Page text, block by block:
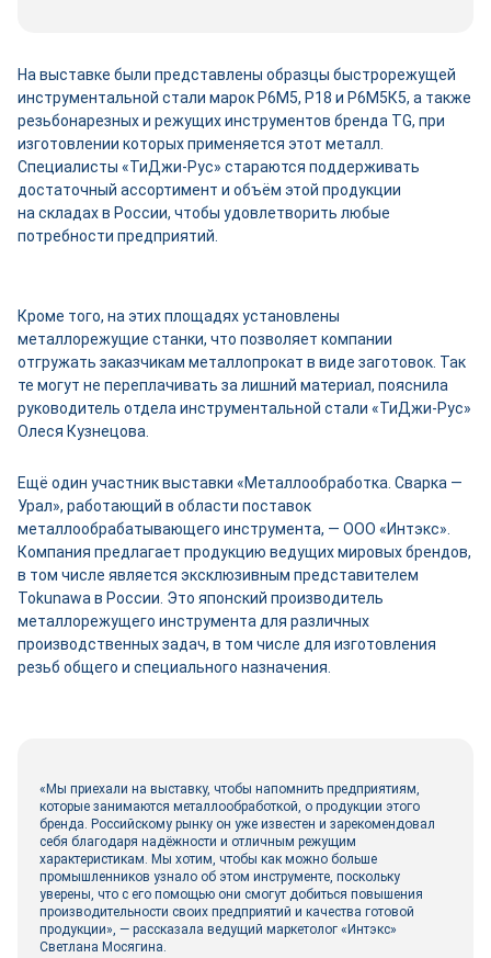
На выставке были представлены образцы быстрорежущей
инструментальной стали марок P6M5, Р18 и Р6М5К5, а также
резьбонарезных и режущих инструментов бренда TG, при
изготовлении которых применяется этот металл.
Специалисты «ТиДжи-­Рус» стараются поддерживать
достаточный ассортимент и объём этой продукции
на складах в России, чтобы удовлетворить любые
потребности предприятий.
Кроме того, на этих площадях установлены
металлорежущие станки, что позволяет компании
отгружать заказчикам металлопрокат в виде заготовок. Так
те могут не переплачивать за лишний материал, пояснила
руководитель отдела инструментальной стали «ТиДжи-­Рус»
Олеся Кузнецова.
Ещё один участник выставки «Металлообработка. Сварка —
Урал», работающий в области поставок
металлообрабатывающего инструмента, — ООО «Интэкс».
Компания предлагает продукцию ведущих мировых брендов,
в том числе является эксклюзивным представителем
Tokunawa в России. Это японский производитель
металлорежущего инструмента для различных
производственных задач, в том числе для изготовления
резьб общего и специального назначения.
«Мы приехали на выставку, чтобы напомнить предприятиям,
которые занимаются металлообработкой, о продукции этого
бренда. Российскому рынку он уже известен и зарекомендовал
себя благодаря надёжности и отличным режущим
характеристикам. Мы хотим, чтобы как можно больше
промышленников узнало об этом инструменте, поскольку
уверены, что с его помощью они смогут добиться повышения
производительности своих предприятий и качества готовой
продукции», — рассказала ведущий маркетолог «Интэкс»
Светлана Мосягина.